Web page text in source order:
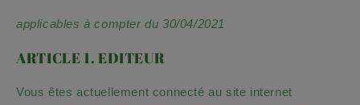
applicables à compter du30/04/2021
ARTICLE 1. EDITEUR
Vous êtes actuellement connecté au site internet